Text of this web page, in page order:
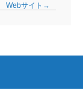
Webサイト→